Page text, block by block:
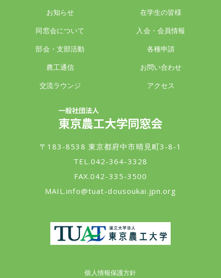
お知らせ
同窓会について
部会・支部活動
農工通信
交流ラウンジ
在学生の皆様
入会・会員情報
各種申請
お問い合わせ
アクセス
〒183-8538 東京都府中市晴見町3-8-1
TEL.042-364-3328
FAX.042-335-3500
MAIL.info@tuat-dousoukai.jpn.org
個人情報保護方針